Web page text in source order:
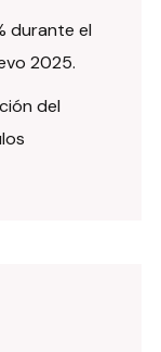
durante el
2025.
del